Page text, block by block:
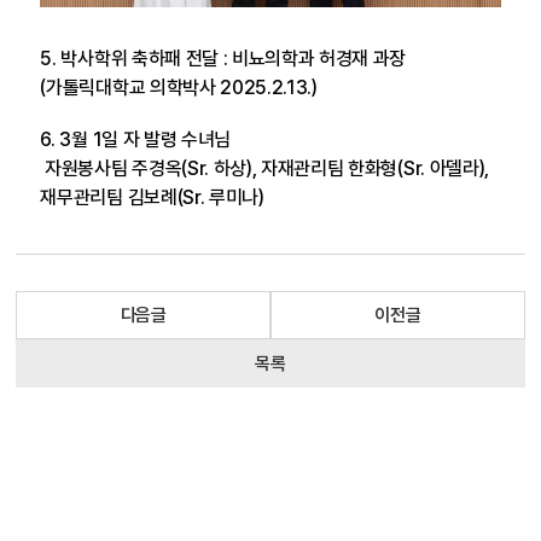
5. 박사학위 축하패 전달 : 비뇨의학과 허경재 과장
(가톨릭대학교 의학박사 2025.2.13.)
6. 3월 1일 자 발령 수녀님
자원봉사팀 주경옥(Sr. 하상), 자재관리팀 한화형(Sr. 아델라),
재무관리팀 김보례(Sr. 루미나)
다음글 이전글
목록